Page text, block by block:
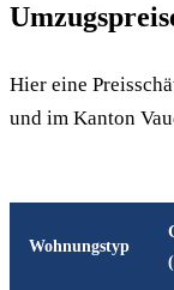
Hier eine
und im Kanton
Wohnungstyp